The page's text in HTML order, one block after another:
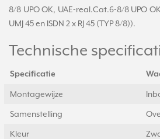
8/8 UPO OK, UAE-real.Cat.6-8/8 UPO
UMJ 45 en ISDN 2 x RJ 45 (TYP 8/8)).
Technische
Specificatie
Montagewijze
Samenstelling
Kleur